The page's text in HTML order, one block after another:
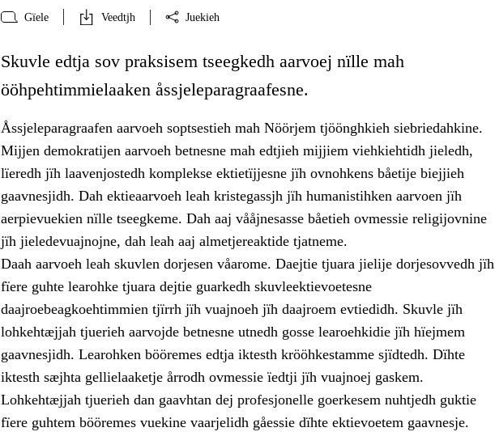
Gïele Veedtjh Juekieh
Skuvle edtja sov praksisem tseegkedh aarvoej nïlle mah
ööhpehtimmielaaken åssjeleparagraafesne.
Åssjeleparagraafen aarvoeh soptsestieh mah Nöörjem tjöönghkieh siebriedahkine.
Mijjen demokratijen aarvoeh betnesne mah edtjieh mijjiem viehkiehtidh jieledh,
lïeredh jïh laavenjostedh komplekse ektietïjjesne jïh ovnohkens båetije biejjieh
gaavnesjidh. Dah ektieaarvoeh leah kristegassjh jïh humanistihken aarvoen jïh
aerpievuekien nïlle tseegkeme. Dah aaj vååjnesasse båetieh ovmessie religijovnine
jïh jieledevuajnojne, dah leah aaj almetjereaktide tjatneme.
Daah aarvoeh leah skuvlen dorjesen våarome. Daejtie tjuara jielije dorjesovvedh jïh
fïere guhte learohke tjuara dejtie guarkedh skuvleektievoetesne
daajroebeagkoehtimmien tjïrrh jïh vuajnoeh jïh daajroem evtiedidh. Skuvle jïh
lohkehtæjjah tjuerieh aarvojde betnesne utnedh gosse learoehkidie jïh hïejmem
gaavnesjidh. Learohken bööremes edtja iktesth krööhkestamme sjïdtedh. Dïhte
iktesth sæjhta gellielaaketje årrodh ovmessie ïedtji jïh vuajnoej gaskem.
Lohkehtæjjah tjuerieh dan gaavhtan dej profesjonelle goerkesem nuhtjedh guktie
fïere guhtem bööremes vuekine vaarjelidh gåessie dïhte ektievoetem gaavnesje.